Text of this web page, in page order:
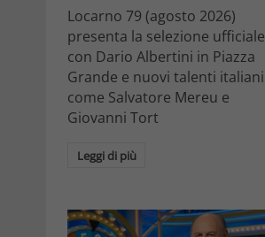
Locarno 79 (agosto 2026)
presenta la selezione ufficiale
con Dario Albertini in Piazza
Grande e nuovi talenti italiani
come Salvatore Mereu e
Giovanni Tort
Leggi di più